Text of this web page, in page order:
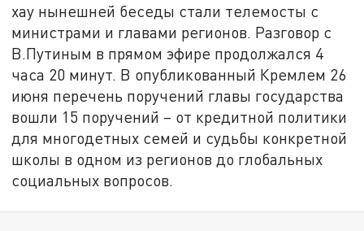
хау нынешней беседы стали телемосты с
министрами и главами регионов. Разговор с
В.Путиным в прямом эфире продолжался 4
часа 20 минут. В опубликованный Кремлем 26
июня перечень поручений главы государства
вошли 15 поручений – от кредитной политики
для многодетных семей и судьбы конкретной
школы в одном из регионов до глобальных
социальных вопросов.